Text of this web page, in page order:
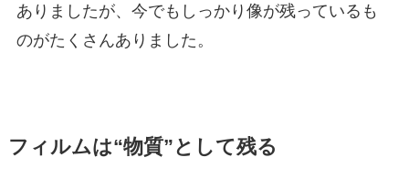
ありましたが、今でもしっかり像が残っているも
のがたくさんありました。
フィルムは“物質”として残る